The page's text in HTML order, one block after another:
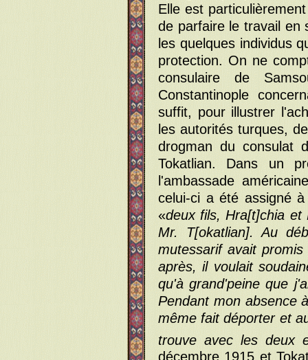
Elle est
de parfaire le travail en
les quelques individus
protection. On ne
consulaire de
Constantinople
suffit, pour illustrer
les autorités turques,
drogman du consulat
Tokatlian. Dans un
l'ambassade
celui-ci a été assigné
«deux fils, Hra[t]chia et
Mr. T[okatlian]. Au
mutessarif avait
après, il voulait
qu'à grand'peine que
Pendant mon absence
même fait déporter et
trouve avec les deux
décembre 1915 et